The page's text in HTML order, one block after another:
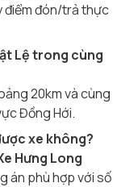
điểm đón/trả thực
Lệ trong cùng
20km và cùng
Đồng Hới.
xe không?
Hưng Long
án phù hợp với số